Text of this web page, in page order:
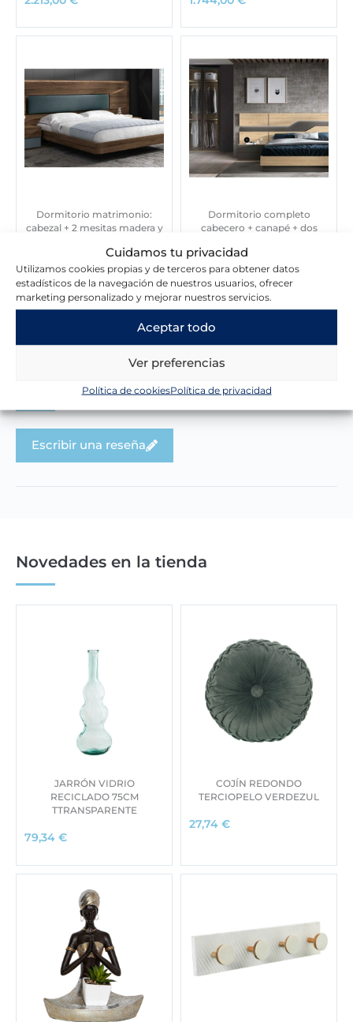
Cuidamos tu privacidad
Utilizamos cookies propias y de terceros para obtener datos
estadísticos de la navegación de nuestros usuarios, ofrecer
marketing personalizado y mejorar nuestros servicios.
Aceptar todo
Ver preferencias
Política de cookiesPolítica de privacidad
Dormitorio matrimonio:
cabezal + 2 mesitas madera y
1.346,00€
Dormitorio completo
cabecero + canapé + dos
madera arios/pizarra
1.989,00€
Lo que dicen nuestros clientes
Escribir una reseña
Novedades en la tienda
JARRÓN VIDRIO
RECICLADO 75CM
TTRANSPARENTE
79,34 €
COJÍN REDONDO
TERCIOPELO VERDEZUL
27,74 €